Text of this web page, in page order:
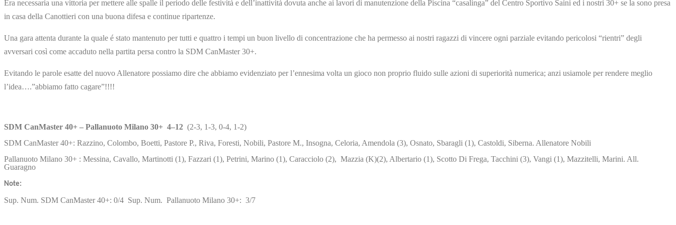
Era necessaria una vittoria per mettere alle spalle il periodo delle festività e dell’inattività dovuta anche ai lavori di manutenzione della Piscina “casalinga” del Centro Sportivo Saini ed i nostri 30+ se la sono presa
in casa della Canottieri con una buona difesa e continue ripartenze.
Una gara attenta durante la quale é stato mantenuto per tutti e quattro i tempi un buon livello di concentrazione che ha permesso ai nostri ragazzi di vincere ogni parziale evitando pericolosi “rientri” degli
avversari così come accaduto nella partita persa contro la SDM CanMaster 30+.
Evitando le parole esatte del nuovo Allenatore possiamo dire che abbiamo evidenziato per l’ennesima volta un gioco non proprio fluido sulle azioni di superiorità numerica; anzi usiamole per rendere meglio
l’idea….”abbiamo fatto cagare”!!!!
SDM CanMaster 40+ – Pallanuoto Milano 30+ 4–12 (2-3, 1-3, 0-4, 1-2)
SDM CanMaster 40+: Razzino, Colombo, Boetti, Pastore P., Riva, Foresti, Nobili, Pastore M., Insogna, Celoria, Amendola (3), Osnato, Sbaragli (1), Castoldi, Siberna. Allenatore Nobili
Pallanuoto Milano 30+ : Messina, Cavallo, Martinotti (1), Fazzari (1), Petrini, Marino (1), Caracciolo (2), Mazzia (K)(2), Albertario (1), Scotto Di Frega, Tacchini (3), Vangi (1), Mazzitelli, Marini. All.
Guaragno
Note:
Sup. Num. SDM CanMaster 40+: 0/4 Sup. Num. Pallanuoto Milano 30+: 3/7